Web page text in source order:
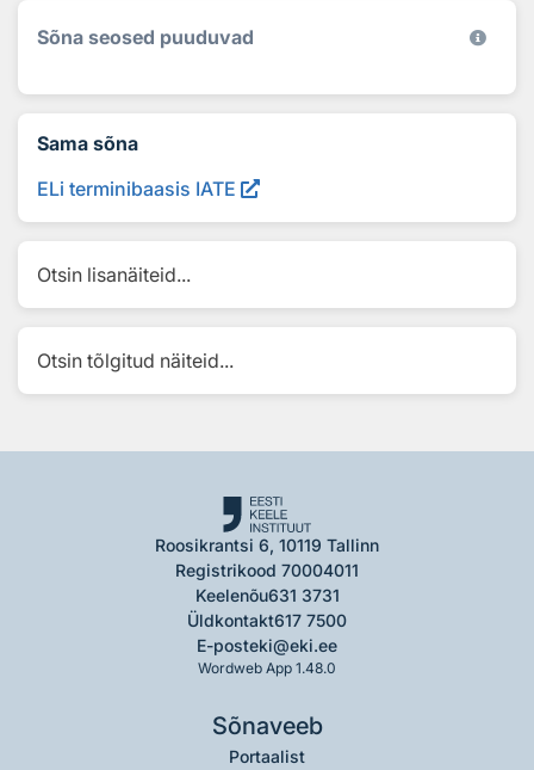
Sõna seosed puuduvad
Sama sõna
ELi terminibaasis IATE
Otsin lisanäiteid...
Otsin tõlgitud näiteid...
Roosikrantsi 6, 10119 Tallinn
Registrikood 70004011
Keelenõu631 3731
Üldkontakt617 7500
E-posteki@eki.ee
Wordweb App 1.48.0
Sõnaveeb
Portaalist